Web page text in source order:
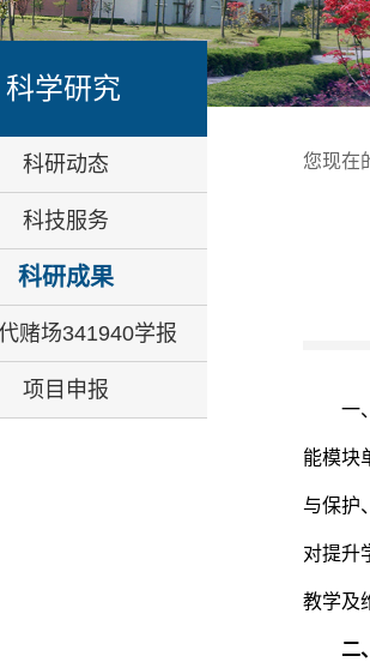
科学研究
科研动态
科技服务
科研成果
赌场341940学报
项目申报
您现在
一
能模块
与保护
对提升
教学及
二